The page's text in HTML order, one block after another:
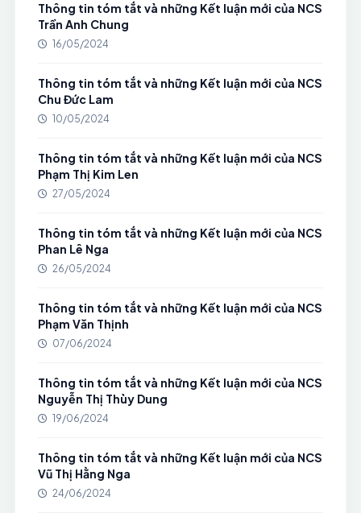
Thông tin tóm tắt và những Kết luận mới của NCS
Trần Anh Chung
16/05/2024
Thông tin tóm tắt và những Kết luận mới của NCS
Chu Đức Lam
10/05/2024
Thông tin tóm tắt và những Kết luận mới của NCS
Phạm Thị Kim Len
27/05/2024
Thông tin tóm tắt và những Kết luận mới của NCS
Phan Lê Nga
26/05/2024
Thông tin tóm tắt và những Kết luận mới của NCS
Phạm Văn Thịnh
07/06/2024
Thông tin tóm tắt và những Kết luận mới của NCS
Nguyễn Thị Thùy Dung
19/06/2024
Thông tin tóm tắt và những Kết luận mới của NCS
Vũ Thị Hằng Nga
24/06/2024